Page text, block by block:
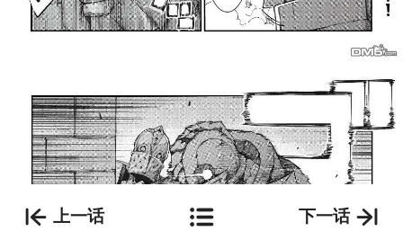
上一话 下一话